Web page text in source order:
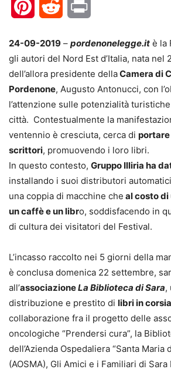
PinterestReddit
24-09-2019 – pordenonelegge.it è la
gli autori del Nord Est d’Italia, nata nel
dell’allora presidente dellaCamera di
Pordenone, Augusto Antonucci, con
l’attenzione sulle potenzialità
città. Contestualmente la
ventennio è cresciuta, cerca di
scrittori, promuovendo i loro libri.
In questo contesto, Gruppo Illiria ha
installando i suoi distributori
una coppia di macchine che al costo di
un caffè e un libro, soddisfacendo in
di cultura dei visitatori del Festival.
L’incasso raccolto nei 5 giorni della
è conclusa domenica 22 settembre,
all’associazioneLa Biblioteca di Sara,
distribuzione e prestito di libri in corsia
collaborazione fra il progetto delle
oncologiche “Prendersi cura”, la
dell’Azienda Ospedaliera “Santa Maria
(AOSMA), Gli Amici e i Familiari di